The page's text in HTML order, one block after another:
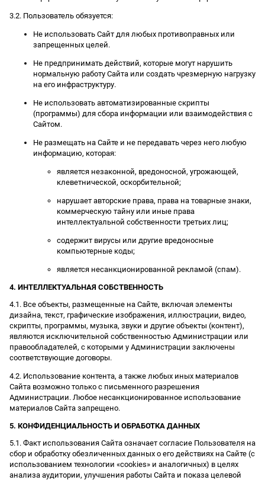
3.2. Пользователь обязуется:
Не использовать Сайт для любых противоправных или
запрещенных целей.
Не предпринимать действий, которые могут нарушить
нормальную работу Сайта или создать чрезмерную нагрузку
на его инфраструктуру.
Не использовать автоматизированные скрипты
(программы) для сбора информации или взаимодействия с
Сайтом.
Не размещать на Сайте и не передавать через него любую
информацию, которая:
является незаконной, вредоносной, угрожающей,
клеветнической, оскорбительной;
нарушает авторские права, права на товарные знаки,
коммерческую тайну или иные права
интеллектуальной собственности третьих лиц;
содержит вирусы или другие вредоносные
компьютерные коды;
является несанкционированной рекламой (спам).
4. ИНТЕЛЛЕКТУАЛЬНАЯ СОБСТВЕННОСТЬ
4.1. Все объекты, размещенные на Сайте, включая элементы
дизайна, текст, графические изображения, иллюстрации, видео,
скрипты, программы, музыка, звуки и другие объекты (контент),
являются исключительной собственностью Администрации или
правообладателей, с которыми у Администрации заключены
соответствующие договоры.
4.2. Использование контента, а также любых иных материалов
Сайта возможно только с письменного разрешения
Администрации. Любое несанкционированное использование
материалов Сайта запрещено.
5. КОНФИДЕНЦИАЛЬНОСТЬ И ОБРАБОТКА ДАННЫХ
5.1. Факт использования Сайта означает согласие Пользователя на
сбор и обработку обезличенных данных о его действиях на Сайте (с
использованием технологии «cookies» и аналогичных) в целях
анализа аудитории, улучшения работы Сайта и показа целевой